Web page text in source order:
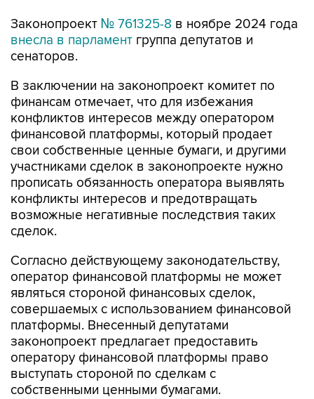
Законопроект № 761325-8 в ноябре 2024 года
внесла в парламент группа депутатов и
сенаторов.
В заключении на законопроект комитет по
финансам отмечает, что для избежания
конфликтов интересов между оператором
финансовой платформы, который продает
свои собственные ценные бумаги, и другими
участниками сделок в законопроекте нужно
прописать обязанность оператора выявлять
конфликты интересов и предотвращать
возможные негативные последствия таких
сделок.
Согласно действующему законодательству,
оператор финансовой платформы не может
являться стороной финансовых сделок,
совершаемых с использованием финансовой
платформы. Внесенный депутатами
законопроект предлагает предоставить
оператору финансовой платформы право
выступать стороной по сделкам с
собственными ценными бумагами.